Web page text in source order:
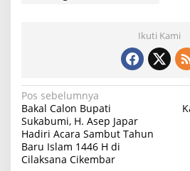
Ikuti Kami
N
a
v
i
Pos sebelumnya
Bakal Calon Bupati
Sukabumi, H. Asep Japar
Hadiri Acara Sambut Tahun
Baru Islam 1446 H di
Cilaksana Cikembar